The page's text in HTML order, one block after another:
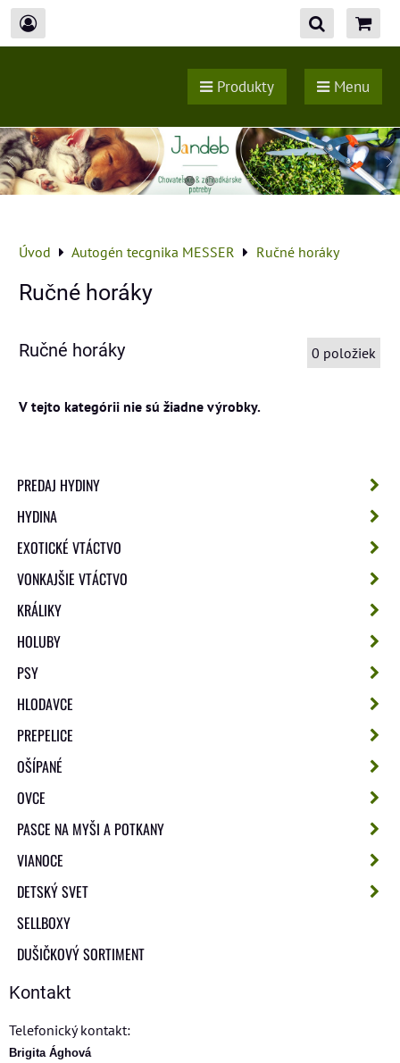
Produkty Menu
Úvod Autogén tecgnika MESSER Ručné horáky
Ručné horáky
Ručné horáky 0 položiek
PREDAJ HYDINY
HYDINA
EXOTICKÉ VTÁCTVO
VONKAJŠIE VTÁCTVO
KRÁLIKY
HOLUBY
PSY
HLODAVCE
PREPELICE
OŠÍPANÉ
OVCE
PASCE NA MYŠI A POTKANY
VIANOCE
DETSKÝ SVET
SELLBOXY
DUŠIČKOVÝ SORTIMENT
Kontakt
Telefonický kontakt:
Brigita Ághová